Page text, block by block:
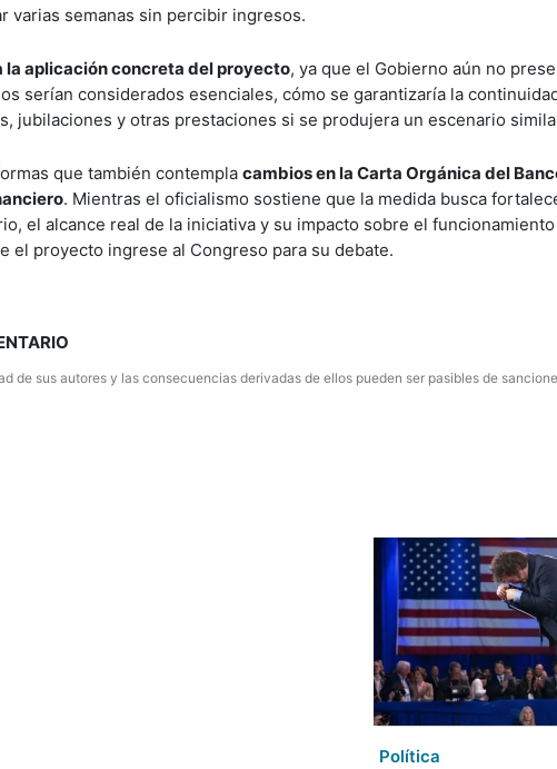
varias semanas sin percibir ingresos.
la aplicación concreta del proyecto, ya que el Gobierno aún no
serían considerados esenciales, cómo se garantizaría la
jubilaciones y otras prestaciones si se produjera un escenario
que también contempla cambios en la Carta Orgánica del
. Mientras el oficialismo sostiene que la medida busca
el alcance real de la iniciativa y su impacto sobre el
el proyecto ingrese al Congreso para su debate.
de sus autores y las consecuencias derivadas de ellos pueden ser pasibles de
Política